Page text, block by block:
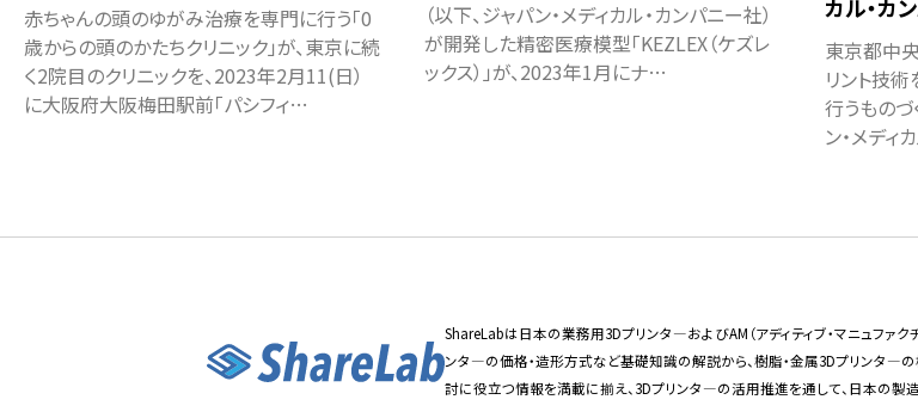
赤ちゃんの頭のゆがみ治療を専門に行う「0
歳からの頭のかたちクリニック」が、東京に続
く2院目のクリニックを、2023年2月11(日）
に大阪府大阪梅田駅前「パシフィ…
（以下、ジャパン・メディカル・カンパニー社）
が開発した精密医療模型「KEZLEX（ケズレ
ックス）」が、2023年1月にナ…
カル・カ
東京都中
リント技
行うもの
ン・メディ
ShareLabは日本の業務用3Dプリンタ―およびAM（アディティブ・マニュファ
ンタ―の価格・造形方式など基礎知識の解説から、樹脂・金属3Dプリンタ―
討に役立つ情報を満載に揃え、3Dプリンタ―の活用推進を通して、日本の製